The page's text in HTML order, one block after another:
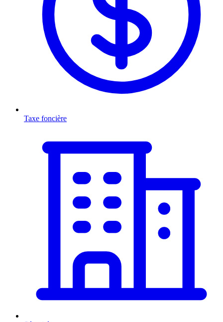
Taxe foncière